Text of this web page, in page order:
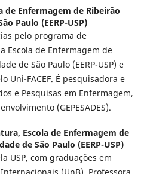
de Enfermagem de Ribeirão
Paulo (EERP-USP)
pelo programa de
Escola de Enfermagem de
de São Paulo (EERP-USP) e
Uni-FACEF. É pesquisadora e
e Pesquisas em Enfermagem,
(GEPESADES).
Escola de Enfermagem de
de São Paulo (EERP-USP)
USP, com graduações em